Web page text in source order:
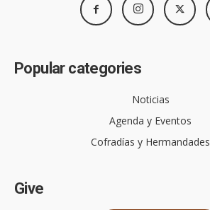
Popular categories
Noticias
Agenda y Eventos
Cofradías y Hermandades
Give